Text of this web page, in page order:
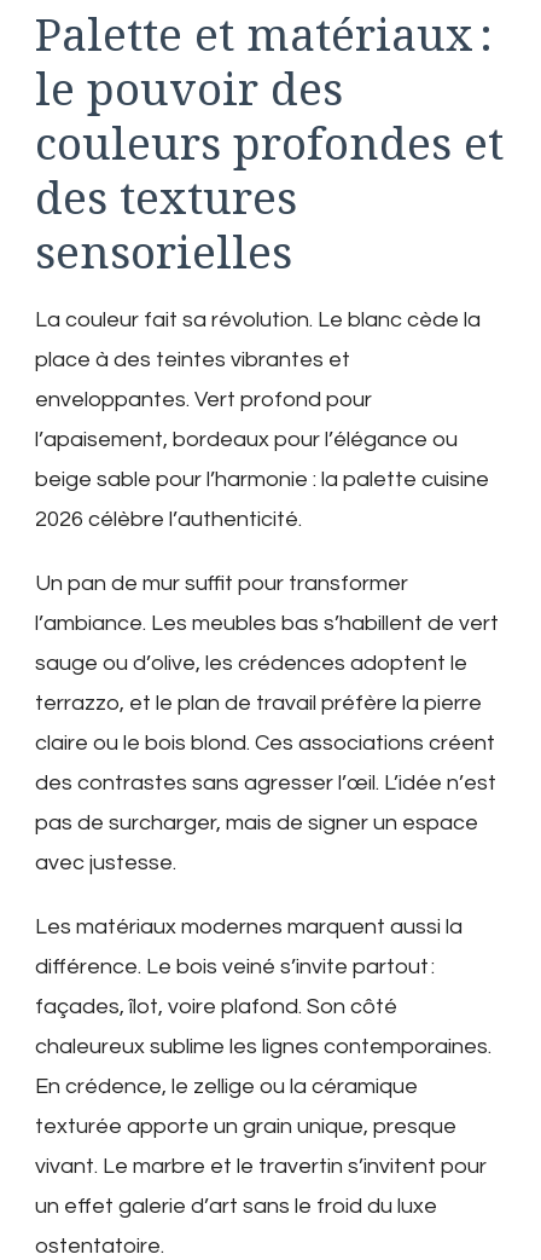
Palette et matériaux :
le pouvoir des
couleurs profondes et
des textures
sensorielles
La couleur fait sa révolution. Le blanc cède la
place à des teintes vibrantes et
enveloppantes. Vert profond pour
l’apaisement, bordeaux pour l’élégance ou
beige sable pour l’harmonie : la palette cuisine
2026 célèbre l’authenticité.
Un pan de mur suffit pour transformer
l’ambiance. Les meubles bas s’habillent de vert
sauge ou d’olive, les crédences adoptent le
terrazzo, et le plan de travail préfère la pierre
claire ou le bois blond. Ces associations créent
des contrastes sans agresser l’œil. L’idée n’est
pas de surcharger, mais de signer un espace
avec justesse.
Les matériaux modernes marquent aussi la
différence. Le bois veiné s’invite partout :
façades, îlot, voire plafond. Son côté
chaleureux sublime les lignes contemporaines.
En crédence, le zellige ou la céramique
texturée apporte un grain unique, presque
vivant. Le marbre et le travertin s’invitent pour
un effet galerie d’art sans le froid du luxe
ostentatoire.